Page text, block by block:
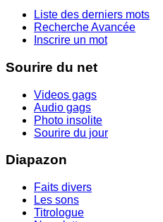
Liste des derniers mots
Recherche Avancée
Inscrire un mot
Sourire du net
Videos gags
Audio gags
Photo insolite
Sourire du jour
Diapazon
Faits divers
Les sons
Titrologue